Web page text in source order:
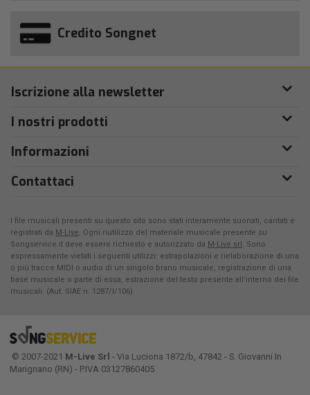
Credito Songnet
Iscrizione alla newsletter
I nostri prodotti
Informazioni
Contattaci
I file musicali presenti su questo sito sono stati interamente suonati, cantati e
registrati da M-Live. Ogni riutilizzo del materiale musicale presente su
Songservice.it deve essere richiesto e autorizzato da M-Live srl . Sono
espressamente vietati i seguenti utilizzi: estrapolazioni e rielaborazione di una
o più tracce MIDI o audio di un singolo brano musicale, registrazione di una
base musicale o parte di essa, estrazione del testo presente all'interno dei file
musicali. (Aut. SIAE n. 1287/I/106)
© 2007-2021 M-Live Srl - Via Luciona 1872/b, 47842 - S. Giovanni In
Marignano (RN) - P.IVA 03127860405